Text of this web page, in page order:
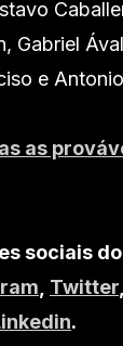
Gabriel
e
as
sociais do
, Twitter,
.